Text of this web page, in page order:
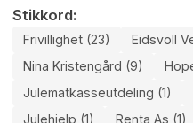
Stikkord:
Frivillighet (23)
Eidsvoll
Nina Kristengård (9)
Julematkasseutdeling (1)
Julehjelp (1)
Renta As (1)